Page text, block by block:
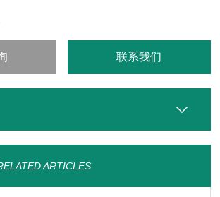
联系我们
ARTICLES